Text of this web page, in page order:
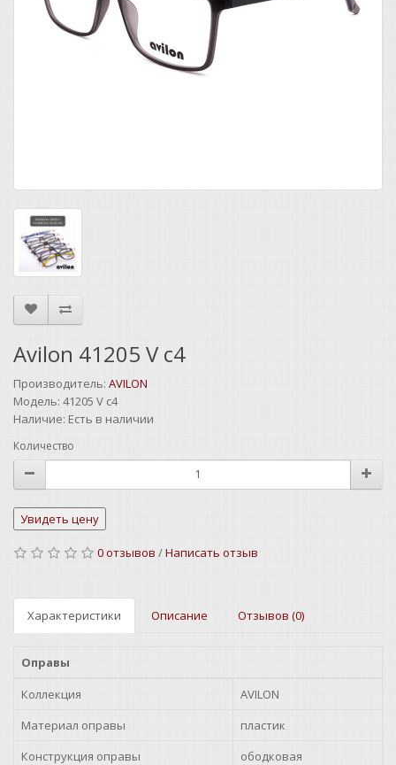
Avilon 41205 V c4
Производитель: AVILON
Модель: 41205 V c4
Наличие: Есть в наличии
Количество
0 отзывов /Написать отзыв
Характеристики Описание Отзывов (0)
Оправы
Коллекция
AVILON
Материал оправы
пластик
Конструкция оправы
ободковая